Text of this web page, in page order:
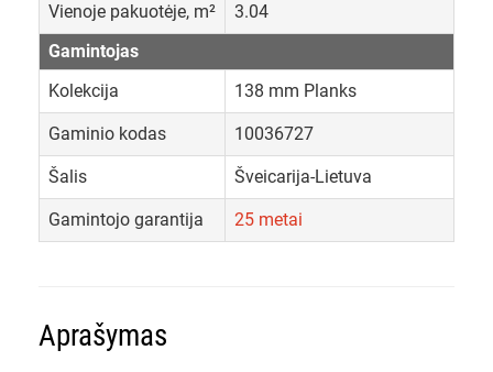
Vienoje pakuotėje, m²
3.04
Gamintojas
Kolekcija
138 mm Planks
Gaminio kodas 10036727
Šalis Šveicarija-Lietuva
Gamintojo garantija 25 metai
Aprašymas